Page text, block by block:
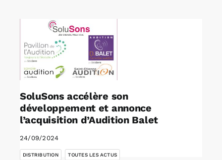
Rechercher:
Annonces emploi
SoluSons accélère son
développement et annonce
l’acquisition d’Audition Balet
24/09/2024
DISTRIBUTION TOUTES LES ACTUS